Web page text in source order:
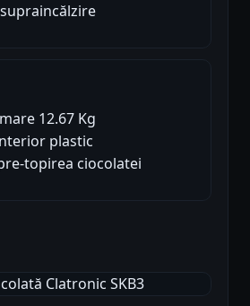
12.67 Kg
plastic
topirea ciocolatei